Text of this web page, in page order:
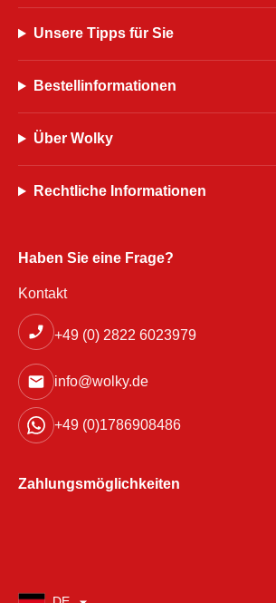
Unsere Tipps für Sie
Bestellinformationen
Über Wolky
Rechtliche Informationen
Haben Sie eine Frage?
Kontakt
+49 (0) 2822 6023979
info@wolky.de
+49 (0)1786908486
Zahlungsmöglichkeiten